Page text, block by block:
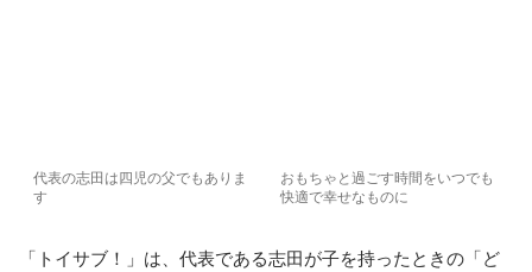
代表の志田は四児の父でもありま
す
おもちゃと過ごす時間をいつでも
快適で幸せなものに
「トイサブ！」は、代表である志田が子を持ったときの「ど